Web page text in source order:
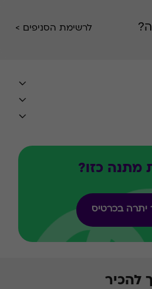
לרשימת הסניפים >
מתנה כזו?
יתרה בכרטיס
להכיר